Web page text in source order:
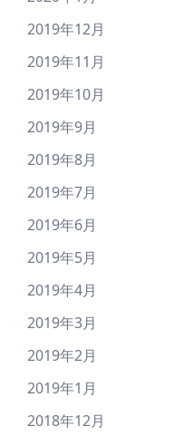
2019年12月
2019年11月
2019年10月
2019年9月
2019年8月
2019年7月
2019年6月
2019年5月
2019年4月
2019年3月
2019年2月
2019年1月
2018年12月